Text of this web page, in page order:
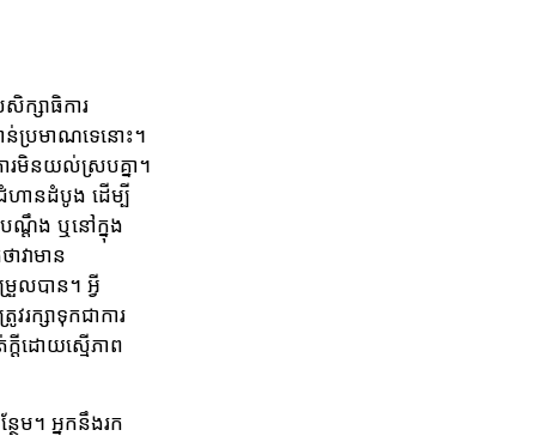
ក្សាធិការ
ប្រមាណទេនោះ។
ារមិនយល់ស្របគ្នា។
ហានដំបូង ដើម្បី
បណ្តឹង ឬនៅក្នុង
វាមាន
លបាន។ អ្វី
រក្សាទុកជាការ
ក្ដីដោយស្មើភាព
ែម។ អ្នកនឹងរក